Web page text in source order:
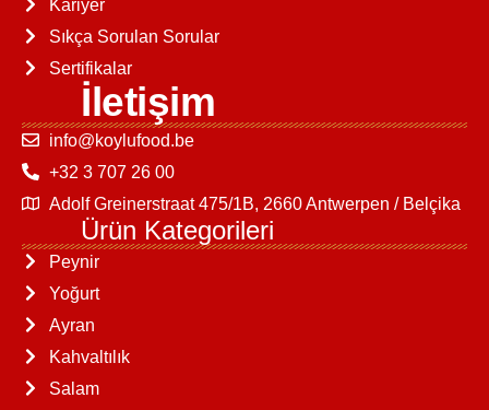
Kariyer
Sıkça Sorulan Sorular
Sertifikalar
İletişim
info@koylufood.be
+32 3 707 26 00
Adolf Greinerstraat 475/1B, 2660 Antwerpen / Belçika
Ürün Kategorileri
Peynir
Yoğurt
Ayran
Kahvaltılık
Salam